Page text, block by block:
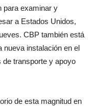
para examinar y
a Estados Unidos,
CBP también está
nueva instalación en el
de transporte y apoyo
de esta magnitud en